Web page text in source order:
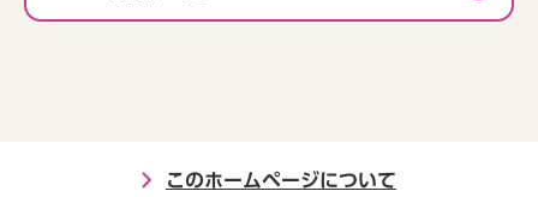
このホームページについて